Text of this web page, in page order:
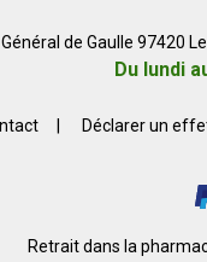
de Gaulle 97420
Du lundi
Déclarer un
Retrait dans la